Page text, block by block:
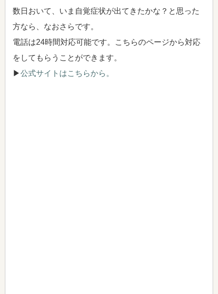
数日おいて、いま自覚症状が出てきたかな？と思った
方なら、なおさらです。
電話は24時間対応可能です。こちらのページから対応
をしてもらうことができます。
▶公式サイトはこちらから。